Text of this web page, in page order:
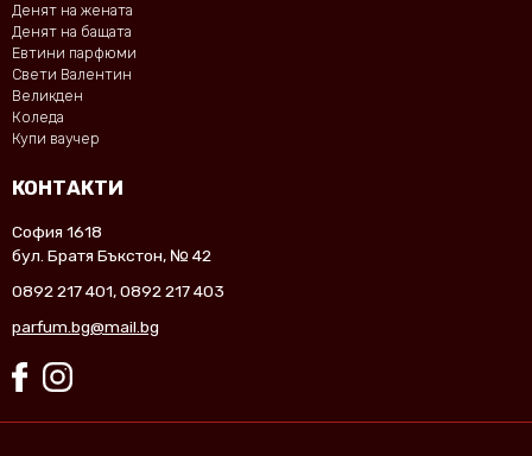
Денят на жената
Денят на бащата
Евтини парфюми
Свети Валентин
Великден
Коледа
Купи ваучер
КОНТАКТИ
София 1618
бул. Братя Бъкстон, № 42
0892 217 401,0892 217 403
parfum.bg@mail.bg